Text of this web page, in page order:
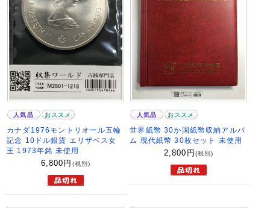
人気品 おススメ
カナダ1976モントリオール五輪
記念 10ドル銀貨 エリザベス女
王 1973年銘 未使用
6,800 円 (税別)
人気品 おススメ
世界紙幣 30か国紙幣収納アルバ
ム 現代紙幣 30枚セット 未使用
2,800 円 (税別)